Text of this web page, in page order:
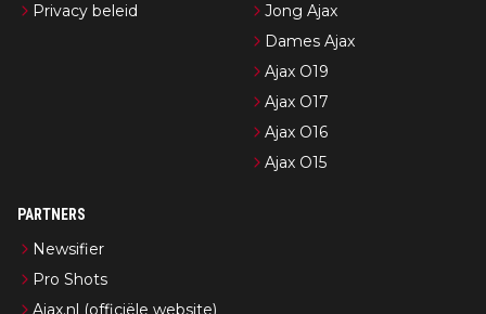
Privacy beleid
Jong Ajax
Dames Ajax
Ajax O19
Ajax O17
Ajax O16
Ajax O15
PARTNERS
Newsifier
Pro Shots
Ajax.nl (officiële website)